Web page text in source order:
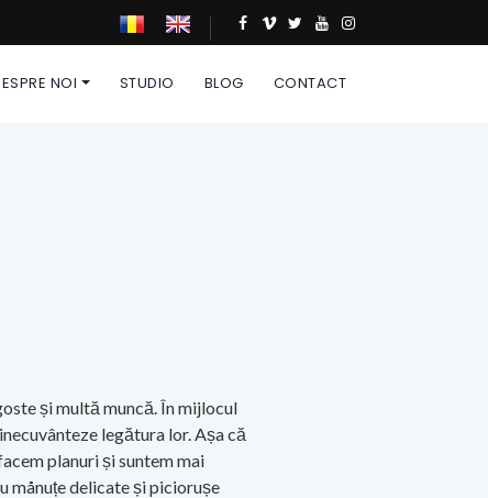
NOI STUDIO BLOG CONTACT
și multă muncă. În mijlocul
legătura lor. Așa că
planuri și suntem mai
månuțe delicate și piciorușe